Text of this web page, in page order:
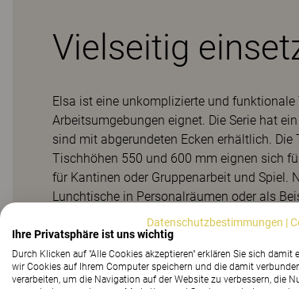
Vielseitig
Elsa ist eine unkomplizierte und
Arbeitsumgebungen eignet. Die Serie hat
sind mit abgerundeten Ecken erhältlich.
Tischhöhen 550 und 600 mm eignen sich
für Kantinen oder Gruppenarbeit und Spiel.
Lunchtische in Personalräumen oder als
und runde Formen in verschiedenen
unter dem Tisch viel Bein- und
einem nachwachsenden Rohstoff
Forstwirtschaft, welche die Einhaltung
Datenschutzbestimmungen |
Ihre Privatsphäre ist uns wichtig
Durch Klicken auf "Alle Cookies akzeptieren" erklären Sie sich damit
wir Cookies auf Ihrem Computer speichern und die damit
verarbeiten, um die Navigation auf der Website zu verbessern, die